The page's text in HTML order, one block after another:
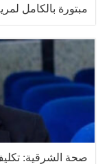
مبتورة بالكامل
صحة الشرقية: